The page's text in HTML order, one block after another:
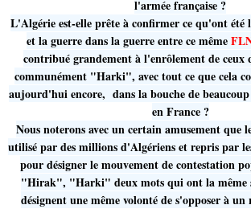
l'armée française ?
L'Algérie est-elle prête à confirmer ce qu'ont été
et la guerre dans la guerre entre ce même
contribué grandement à l'enrôlement de ceux
communément "Harki", avec tout ce que cela
aujourd'hui encore, dans la bouche de
en France ?
Nous noterons avec un certain amusement que
utilisé par des millions d'Algériens et repris par
pour désigner le mouvement de contestation
"Hirak", "Harki" deux mots qui ont la même
désignent une même volonté de s'opposer à